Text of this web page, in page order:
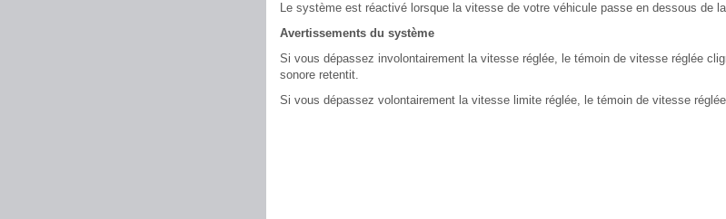
Le système est réactivé lorsque la vitesse de votre véhicule passe en dessous de
Avertissements du système
Si vous dépassez involontairement la vitesse réglée, le témoin de vitesse réglée
sonore retentit.
Si vous dépassez volontairement la vitesse limite réglée, le témoin de vitesse